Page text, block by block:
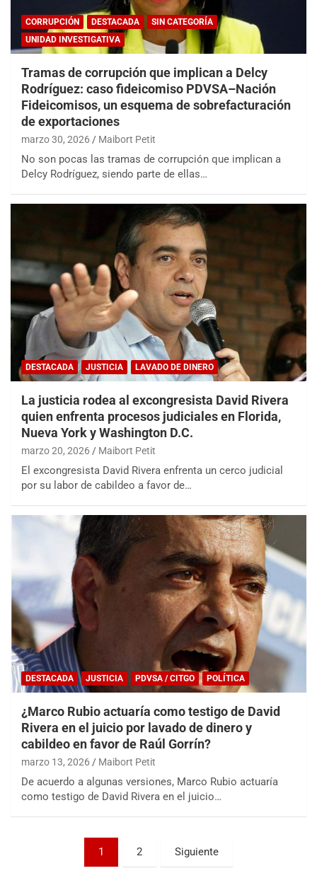
CORRUPCIÓN DESTACADA
SIN CATEGORÍA
UNIDAD INVESTIGATIVA
Tramas de corrupción que implican a Delcy
Rodríguez: caso fideicomiso PDVSA–Nación
Fideicomisos, un esquema de sobrefacturación
de exportaciones
marzo 30, 2026 Maibort Petit
No son pocas las tramas de corrupción que implican a
Delcy Rodríguez, siendo parte de ellas…
DESTACADA JUSTICIA LAVADO DE DINERO
La justicia rodea al excongresista David Rivera
quien enfrenta procesos judiciales en Florida,
Nueva York y Washington D.C.
marzo 20, 2026 Maibort Petit
El excongresista David Rivera enfrenta un cerco judicial
por su labor de cabildeo a favor de…
DESTACADA JUSTICIA PDVSA / CITGO POLÍTICA
¿Marco Rubio actuaría como testigo de David
Rivera en el juicio por lavado de dinero y
cabildeo en favor de Raúl Gorrín?
marzo 13, 2026 Maibort Petit
De acuerdo a algunas versiones, Marco Rubio actuaría
como testigo de David Rivera en el juicio…
1 2 Siguiente